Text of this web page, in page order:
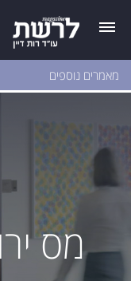
מאמרים נוספים
מס